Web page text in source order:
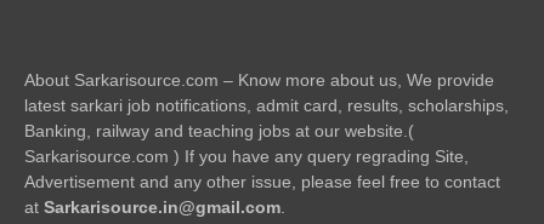
About Sarkarisource.com – Know more about us, We provide
latest sarkari job notifications, admit card, results, scholarships,
Banking, railway and teaching jobs at our website.(
Sarkarisource.com ) If you have any query regrading Site,
Advertisement and any other issue, please feel free to contact
at Sarkarisource.in@gmail.com